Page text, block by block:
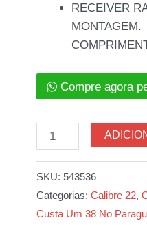
RECEIVER
MONTAGEM.
Compre agora
Rifle
Marlin
Calibre
SKU: 543536
Categorias: Calibre 22,
Custa Um 38 No